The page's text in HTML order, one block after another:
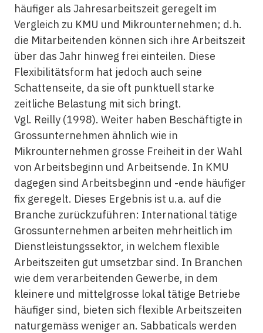
häufiger als Jahresarbeitszeit geregelt im
Vergleich zu KMU und Mikrounternehmen; d.h.
die Mitarbeitenden können sich ihre Arbeitszeit
über das Jahr hinweg frei einteilen. Diese
Flexibilitätsform hat jedoch auch seine
Schattenseite, da sie oft punktuell starke
zeitliche Belastung mit sich bringt.
Vgl. Reilly (1998). Weiter haben Beschäftigte in
Grossunternehmen ähnlich wie in
Mikrounternehmen grosse Freiheit in der Wahl
von Arbeitsbeginn und Arbeitsende. In KMU
dagegen sind Arbeitsbeginn und -ende häufiger
fix geregelt. Dieses Ergebnis ist u.a. auf die
Branche zurückzuführen: International tätige
Grossunternehmen arbeiten mehrheitlich im
Dienstleistungssektor, in welchem flexible
Arbeitszeiten gut umsetzbar sind. In Branchen
wie dem verarbeitenden Gewerbe, in dem
kleinere und mittelgrosse lokal tätige Betriebe
häufiger sind, bieten sich flexible Arbeitszeiten
naturgemäss weniger an. Sabbaticals werden